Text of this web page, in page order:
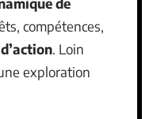
compétences,
. Loin
exploration